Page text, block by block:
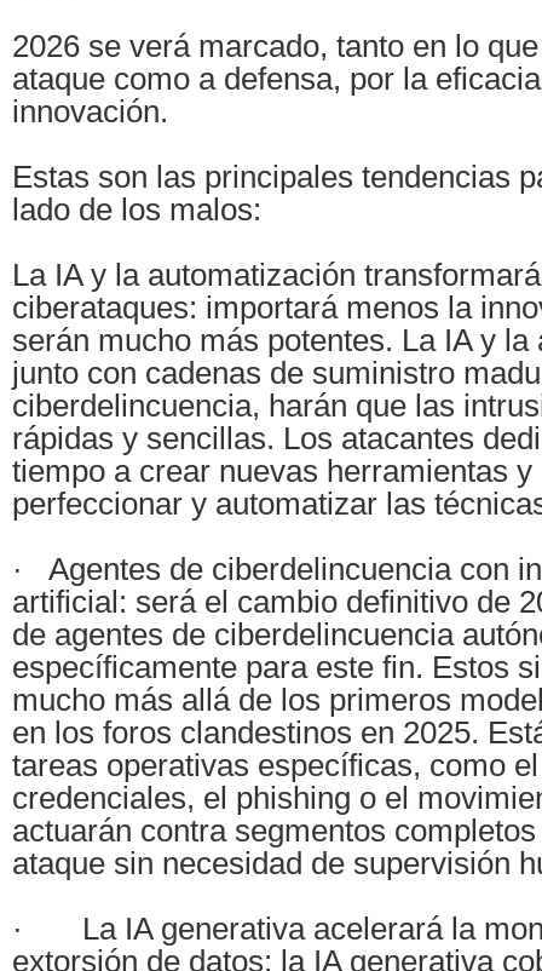
2026 se verá marcado, tanto en lo
ataque como a defensa, por la
innovación.
Estas son las principales tendencias
lado de los malos:
La IA y la automatización
ciberataques: importará menos la
serán mucho más potentes. La IA y la
junto con cadenas de suministro
ciberdelincuencia, harán que las
rápidas y sencillas. Los atacantes
tiempo a crear nuevas herramientas y
perfeccionar y automatizar las
· Agentes de ciberdelincuencia con
artificial: será el cambio definitivo de
de agentes de ciberdelincuencia
específicamente para este fin. Estos
mucho más allá de los primeros
en los foros clandestinos en 2025.
tareas operativas específicas, como
credenciales, el phishing o el
actuarán contra segmentos
ataque sin necesidad de supervisión
· La IA generativa acelerará la
extorsión de datos: la IA generativa